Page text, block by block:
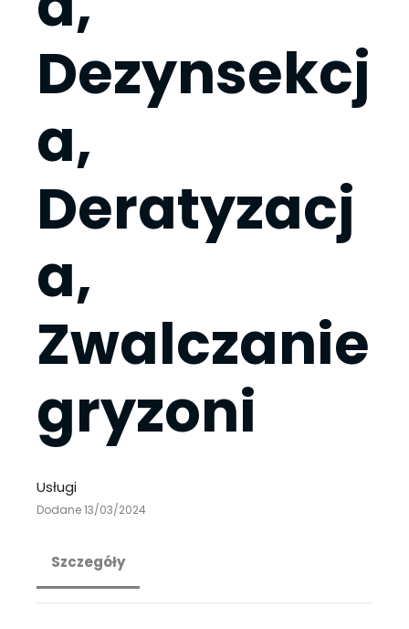
Dezynsekcj
a,
Deratyzacj
a,
Zwalczanie
gryzoni
Usługi
Dodane 13/03/2024
Szczegóły